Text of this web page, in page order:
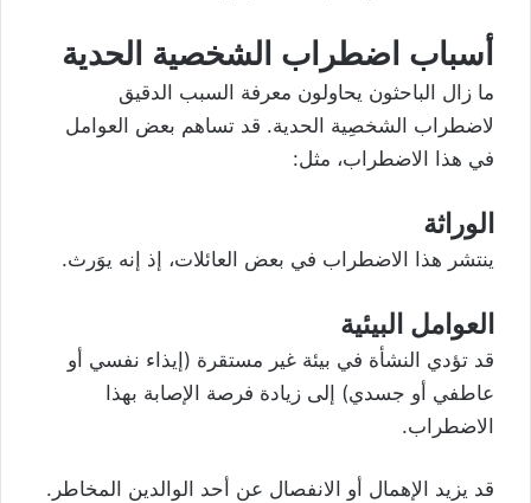
أسباب اضطراب الشخصية الحدية
ما زال الباحثون يحاولون معرفة السبب الدقيق
لاضطراب الشخصِية الحدية. قد تساهم بعض العوامل
في هذا الاضطراب، مثل:
الوراثة
ينتشر هذا الاضطراب في بعض العائلات، إذ إنه يوَرث.
العوامل البيئية
قد تؤدي النشأة في بيئة غير مستقرة (إيذاء نفسي أو
عاطفي أو جسدي) إلى زيادة فرصة الإصابة بهذا
الاضطراب.
قد يزيد الإهمال أو الانفصال عن أحد الوالدين المخاطر.